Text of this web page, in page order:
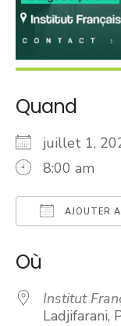
Quand
juillet 1,
8:00 am
AJOUTER
Où
Institut
Ladjifarani,